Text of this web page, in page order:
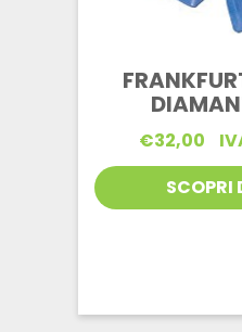
€32,00
SCOPRI